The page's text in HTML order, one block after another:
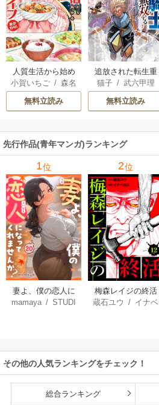
人質生活から始め
るスローライフ
小賀いちご /森名
尚
無料立読み
追放された転生重
騎士はゲーム知識
で無双する
猫子/ 武六甲理
/じゃいあん
無料立読み
先行作品(青年マンガ)ランキング
1位
妻よ、僕の恋人に
なってくれません
mamaya/STUDI
2位
梅森レイジの終活
蔵石ユウ / イナベ
その他の人気ランキングをチェック！
総合ランキング